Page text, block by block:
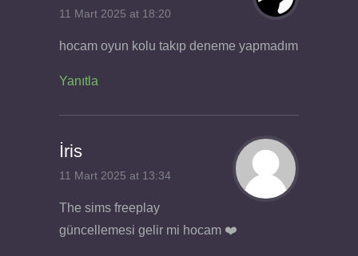
11 Mart 2025 at 18:20
hocam oyun kolu takıp deneme yapmadım
Yanıtla
İris
11 Mart 2025 at 13:34
The sims freeplay
güncellemesi gelir mi hocam ❤️